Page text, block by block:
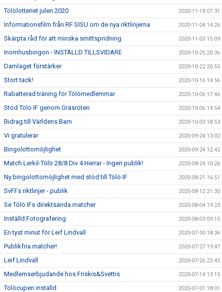
Tölölotteriet julen 2020 2020-11-18 07:31
Informationsfilm från RF SISU om de nya riktlinjerna 2020-11-04 14:26
Skärpta råd för att minska smittspridning 2020-11-03 15:09
Inomhusbingon - INSTÄLLD TILLSVIDARE 2020-10-25 20:36
Damlaget förstärker 2020-10-22 20:55
Stort tack! 2020-10-16 14:56
Rabatterad träning för Tölömedlemmar 2020-10-06 17:46
Stöd Tölö IF genom Gräsroten 2020-10-06 14:54
Bidrag till Världens Barn 2020-10-03 18:53
Vi gratulerar 2020-09-24 13:02
Bingolottomöjlighet 2020-09-24 12:42
Match Lerkil-Tölö 28/8 Div 4 Herrar - Ingen publik! 2020-08-24 10:26
Ny bingolottomöjlighet med stöd till Tölö IF 2020-08-21 16:51
SvFFs riktlinjer - publik 2020-08-12 21:30
Se Tölö IFs direktsända matcher 2020-08-04 19:23
Inställd Fotografering 2020-08-03 09:15
En tyst minut för Leif Lindvall 2020-07-30 18:36
Publikfria matcher! 2020-07-27 19:47
Leif Lindvall 2020-07-26 22:45
Medlemserbjudande hos Friskis&Svettis 2020-07-14 13:15
Tölöcupen inställd 2020-07-01 18:01